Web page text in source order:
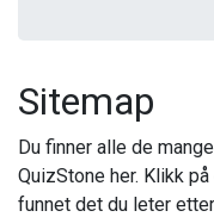
Sitemap
Du finner alle de
QuizStone her. Klikk
funnet det du leter